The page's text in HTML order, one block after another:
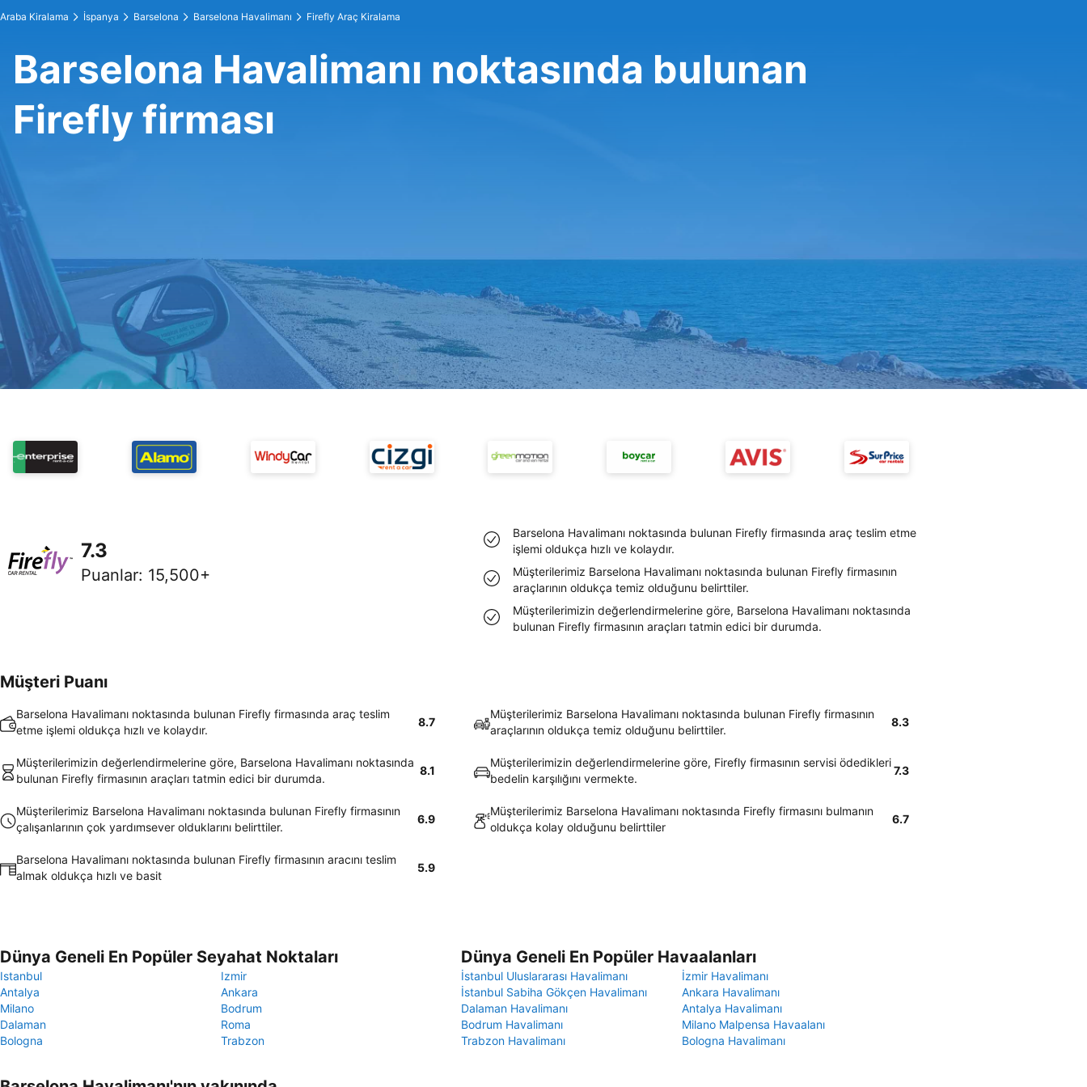
Araba Kiralama İspanya Barselona Barselona Havalimanı Firefly Araç Kiralama
Barselona Havalimanı noktasında bulunan
Firefly firması
7.3
Puanlar: 15,500+
Barselona Havalimanı noktasında bulunan Firefly firmasında araç teslim etme
işlemi oldukça hızlı ve kolaydır.
Müşterilerimiz Barselona Havalimanı noktasında bulunan Firefly firmasının
araçlarının oldukça temiz olduğunu belirttiler.
Müşterilerimizin değerlendirmelerine göre, Barselona Havalimanı noktasında
bulunan Firefly firmasının araçları tatmin edici bir durumda.
Müşteri Puanı
Barselona Havalimanı noktasında bulunan Firefly firmasında araç teslim
etme işlemi oldukça hızlı ve kolaydır.
8.7
Müşterilerimiz Barselona Havalimanı noktasında bulunan Firefly firmasının
araçlarının oldukça temiz olduğunu belirttiler.
8.3
Müşterilerimizin değerlendirmelerine göre, Barselona Havalimanı noktasında
bulunan Firefly firmasının araçları tatmin edici bir durumda.
8.1
Müşterilerimizin değerlendirmelerine göre, Firefly firmasının servisi ödedikleri
bedelin karşılığını vermekte.
7.3
Müşterilerimiz Barselona Havalimanı noktasında bulunan Firefly firmasının
çalışanlarının çok yardımsever olduklarını belirttiler.
6.9
Müşterilerimiz Barselona Havalimanı noktasında Firefly firmasını bulmanın
oldukça kolay olduğunu belirttiler
6.7
Barselona Havalimanı noktasında bulunan Firefly firmasının aracını teslim
almak oldukça hızlı ve basit
5.9
Dünya Geneli En Popüler Seyahat Noktaları
Istanbul
Izmir
Antalya
Ankara
Milano
Bodrum
Dalaman
Roma
Bologna
Trabzon
Dünya Geneli En Popüler Havaalanları
İstanbul Uluslararası Havalimanı
İzmir Havalimanı
İstanbul Sabiha Gökçen Havalimanı
Ankara Havalimanı
Dalaman Havalimanı
Antalya Havalimanı
Bodrum Havalimanı
Milano Malpensa Havaalanı
Trabzon Havalimanı
Bologna Havalimanı